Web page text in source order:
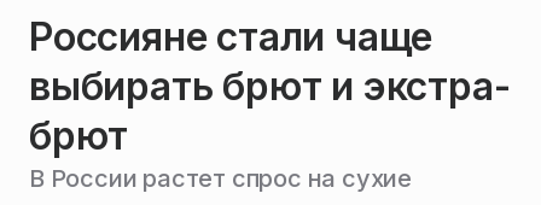
Россияне стали чаще
выбирать брют и экстра-
брют
В России растет спрос на сухие